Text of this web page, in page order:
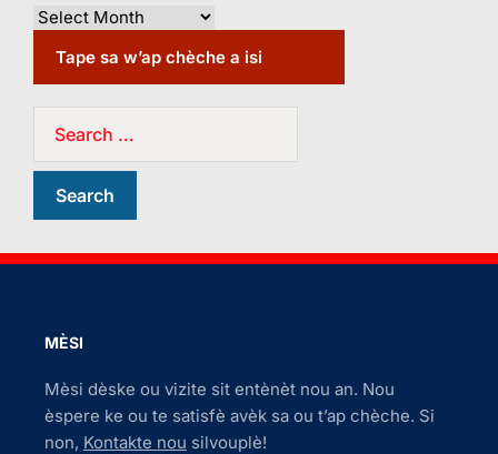
Tape sa w’ap chèche a isi
MÈSI
Mèsi dèske ou vizite sit entènèt nou an. Nou
èspere ke ou te satisfè avèk sa ou t’ap chèche. Si
non, Kontakte nou silvouplè!